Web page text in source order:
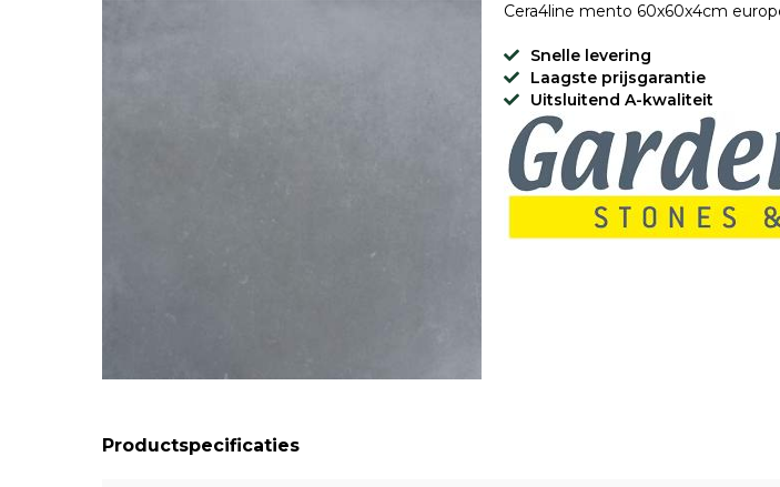
Cera4line mento 60x60x4cm
Snelle levering
Laagste prijsgarantie
Uitsluitend A-kwaliteit
Productspecificaties